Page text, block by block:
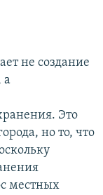
не создание
а
Это
но то, что
местных